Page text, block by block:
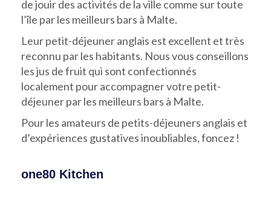
de jouir des activités de la ville comme sur toute
l’île par les meilleurs bars à Malte.
Leur petit-déjeuner anglais est excellent et très
reconnu par les habitants. Nous vous conseillons
les jus de fruit qui sont confectionnés
localement pour accompagner votre petit-
déjeuner par les meilleurs bars à Malte.
Pour les amateurs de petits-déjeuners anglais et
d’expériences gustatives inoubliables, foncez !
one80 Kitchen